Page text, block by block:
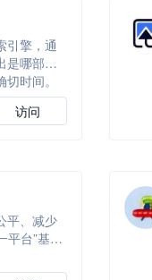
引擎，通
是哪部动
时间。
访问
平、减少
平台”基础